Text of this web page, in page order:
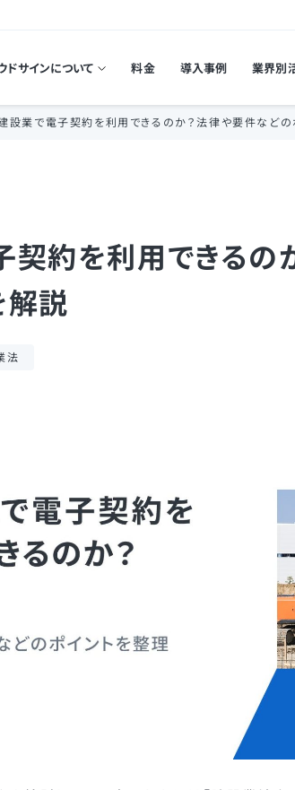
ドサインについて 料金 導入事例 業界別
設業で電子契約を利用できるのか？法律や要件などの
契約を利用できるの
解説
法